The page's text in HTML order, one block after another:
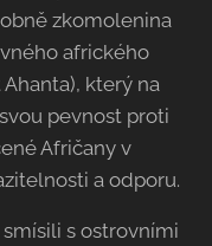
zkomolenina
afrického
který na
pevnost proti
Afričany v
a odporu.
s ostrovními